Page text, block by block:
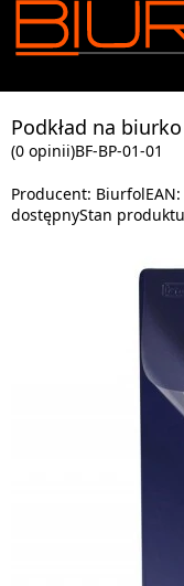
Podkład na
(0 opinii)BF-BP-01-01
Producent: BiurfolEAN:
dostępnyStan